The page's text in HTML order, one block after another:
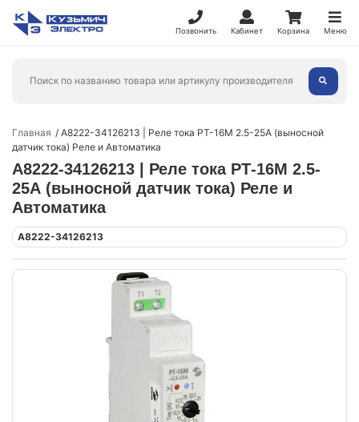
Позвонить Кабинет Корзина Меню
Главная
A8222-34126213 | Реле тока РТ-16М 2.5-25А (выносной
датчик тока) Реле и Автоматика
A8222-34126213 | Реле тока РТ-16М 2.5-
25А (выносной датчик тока) Реле и
Автоматика
A8222-34126213